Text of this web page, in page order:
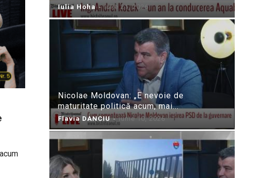
Iulia Hoha - iulie 21, 2026
Nicolae Moldovan: „E nevoie de
maturitate politică acum, mai...
Flavia DANCIU - iunie 10, 2026